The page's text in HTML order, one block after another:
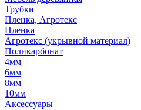
Трубки
Пленка, Агротекс
Пленка
Агротекс (укрывной материал)
Поликарбонат
4мм
6мм
8мм
10мм
Аксессуары